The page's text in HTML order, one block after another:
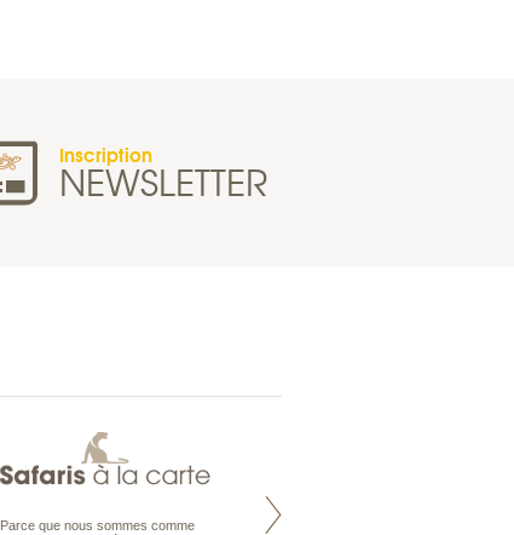
Inscription
NEWSLETTER
Parce que nous sommes comme
Maldives à la Carte propose tous